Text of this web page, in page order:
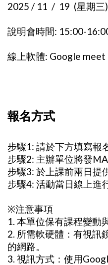
2025 / 11 / 19 (星期三)
說明會時間: 15:00-
線上軟體: Google meet
報名方式
步驟1: 請於下方填寫報
步驟2: 主辦單位將發
步驟3: 於上課前兩日提
步驟4: 活動當日線上進
※注意事項
1. 本單位保有課程變動
2. 所需軟硬體：有視訊
的網路。
3. 視訊方式：使用